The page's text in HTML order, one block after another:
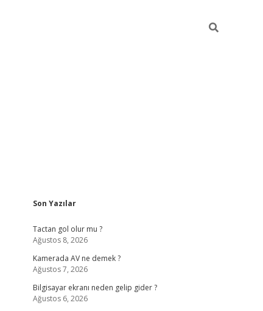
Sidebar
Son Yazılar
Tactan gol olur mu ?
Ağustos 8, 2026
Kamerada AV ne demek ?
Ağustos 7, 2026
Bilgisayar ekranı neden gelip gider ?
Ağustos 6, 2026